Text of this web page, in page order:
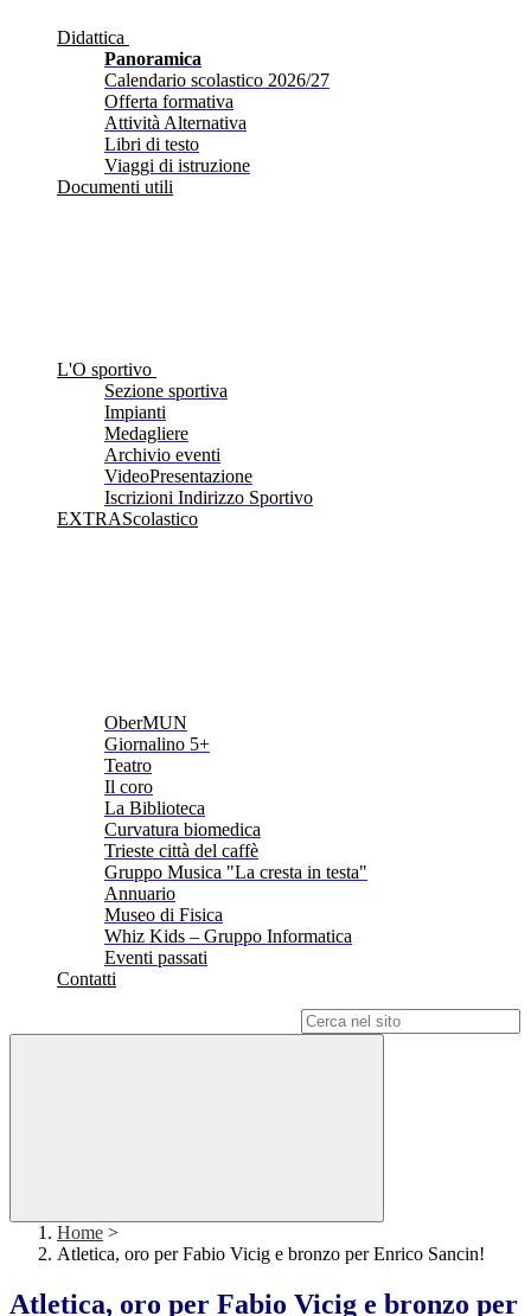
Didattica
Panoramica
Calendario scolastico 2026/27
Offerta formativa
Attività Alternativa
Libri di testo
Viaggi di istruzione
Documenti utili
L'O sportivo
Sezione sportiva
Impianti
Medagliere
Archivio eventi
VideoPresentazione
Iscrizioni Indirizzo Sportivo
EXTRAScolastico
OberMUN
Giornalino 5+
Teatro
Il coro
La Biblioteca
Curvatura biomedica
Trieste città del caffè
Gruppo Musica "La cresta in testa"
Annuario
Museo di Fisica
Whiz Kids – Gruppo Informatica
Eventi passati
Contatti
Home >
Atletica, oro per Fabio Vicig e bronzo per Enrico Sancin!
Atletica, oro per Fabio Vicig e bronzo per